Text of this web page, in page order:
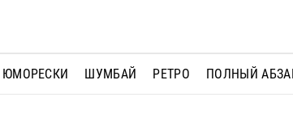
ЮМОРЕСКИ ШУМБАЙ РЕТРО ПОЛНЫЙ